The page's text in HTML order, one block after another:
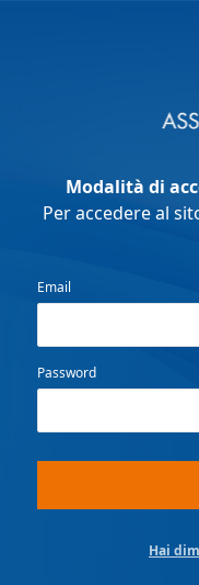
Modalità di
Per accedere al
Email
Password
Hai